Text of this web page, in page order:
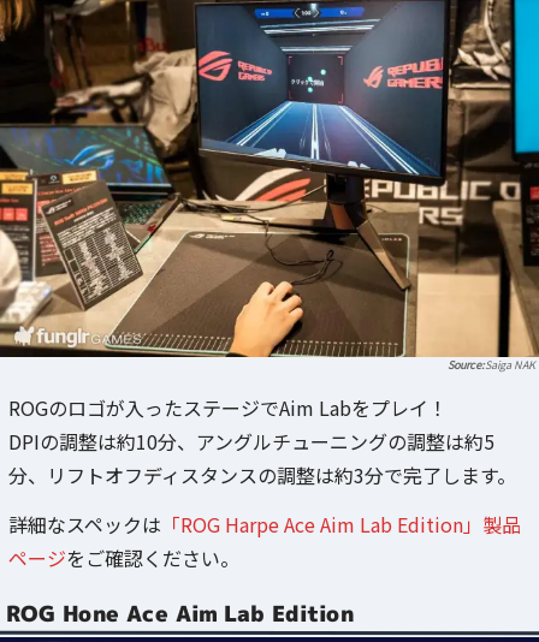
Saiga NAK
ROGのロゴが入ったステージでAim Labをプレイ！
DPIの調整は約10分、アングルチューニングの調整は約5
分、リフトオフディスタンスの調整は約3分で完了します。
詳細なスペックは 「ROG Harpe Ace Aim Lab Edition」製品
ページをご確認ください。
ROG Hone Ace Aim Lab Edition